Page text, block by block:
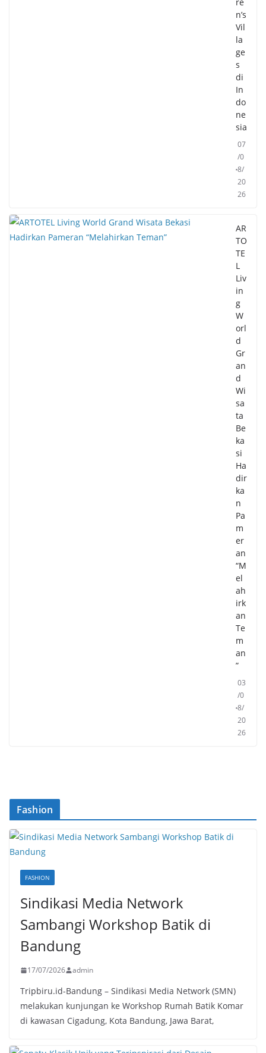
n’s
Vil
la
ge
s
di
In
do
ne
sia
07
/0
8/
20
26
AR
TO
TE
L
Liv
in
g
W
orl
d
Gr
an
d
Wi
sa
ta
Be
ka
si
Ha
dir
ka
n
Pa
m
er
an
“M
el
ah
irk
an
Te
m
an
”
03
/0
8/
20
26
Fashion
FASHION
Sindikasi Media Network
Sambangi Workshop Batik di
Bandung
17/07/2026 admin
Tripbiru.id-Bandung – Sindikasi Media Network (SMN)
melakukan kunjungan ke Workshop Rumah Batik Komar
di kawasan Cigadung, Kota Bandung, Jawa Barat,